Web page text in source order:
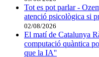
Tot es pot parlar -
atenció psicològica si
02/08/2026
El matí de Catalunya
computació quàntica
que la IA''